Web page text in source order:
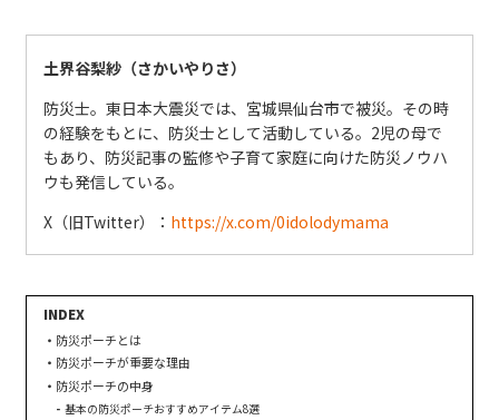
土界谷梨紗（さかいやりさ）
防災士。東日本大震災では、宮城県仙台市で被災。その時
の経験をもとに、防災士として活動している。2児の母で
もあり、防災記事の監修や子育て家庭に向けた防災ノウハ
ウも発信している。
X（旧Twitter）： https://x.com/0idolodymama
防災ポーチとは
防災ポーチが重要な理由
防災ポーチの中身
基本の防災ポーチおすすめアイテム8選